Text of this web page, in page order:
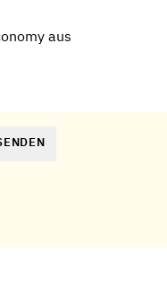
aus